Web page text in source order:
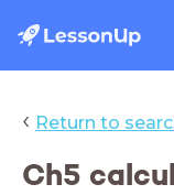
‹ Return to
Ch5